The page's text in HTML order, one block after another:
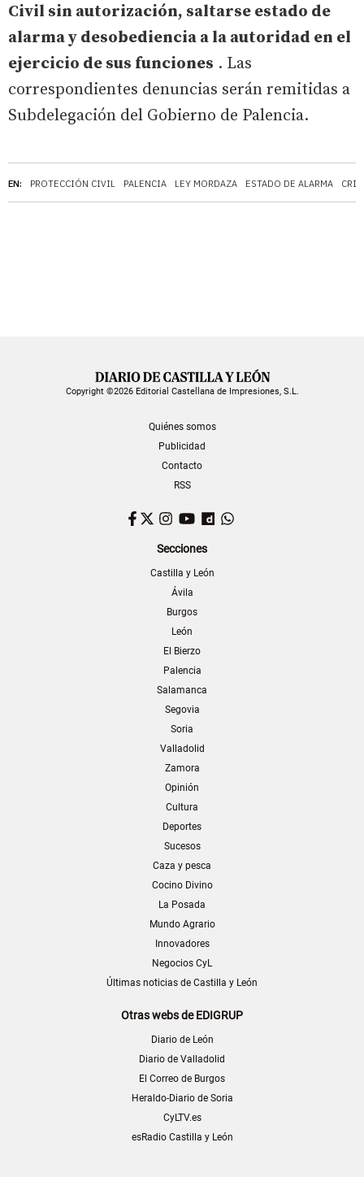
EN: PROTECCIÓN CIVIL PALENCIA LEY MORDAZA ESTADO DE ALARMA
Civil sin autorización, saltarse estado de
alarma y desobediencia a la autoridad en el
ejercicio de sus funciones . Las
correspondientes denuncias serán remitidas a
Subdelegación del Gobierno de Palencia.
Copyright ©2026 Editorial Castellana de Impresiones, S.L.
Quiénes somos
Publicidad
Contacto
RSS
Facebook
TwitterInstagram
YouTubeDailymotion
Secciones
Castilla y León
Ávila
Burgos
León
El Bierzo
Palencia
Salamanca
Segovia
Soria
Valladolid
Zamora
Opinión
Cultura
Deportes
Sucesos
Caza y pesca
Cocino Divino
La Posada
Mundo Agrario
Innovadores
Negocios CyL
Últimas noticias de Castilla y León
Otras webs de EDIGRUP
Diario de León
Diario de Valladolid
El Correo de Burgos
Heraldo-Diario de Soria
CyLTV.es
esRadio Castilla y León